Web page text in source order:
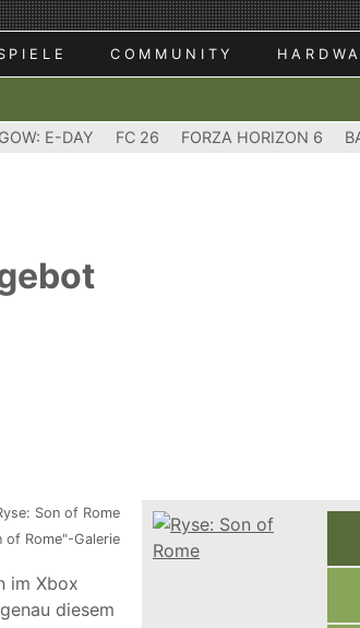
COMMUNITY
GOW: E-DAY FC 26 FORZA HORIZON 6
of Rome"-Galerie
im Xbox
diesem